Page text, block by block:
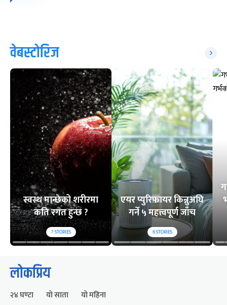
वेबस्टोरिज
स्वस्थ मान्छेको शरीरमा
कति रगत हुन्छ ?
7STORIES
एयर प्युरिफायर किन्नुअघि
गर्ने ५ महत्त्वपूर्ण जाँच
6STORIES
लोकप्रिय
२४ घण्टा यो साता यो महिना